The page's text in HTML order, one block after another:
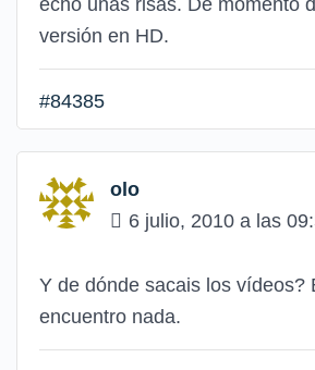
echo unas risas. De momento
versión en HD.
#84385
olo
6 julio, 2010 a las
Y de dónde sacais los vídeos?
encuentro nada.